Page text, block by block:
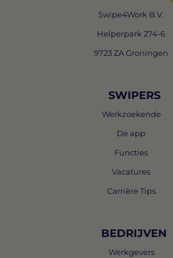
Swipe4Work B.V.
Helperpark 274-6
9723 ZA Groningen
SWIPERS
Werkzoekende
De app
Functies
Vacatures
Carrière Tips
BEDRIJVEN
Werkgevers